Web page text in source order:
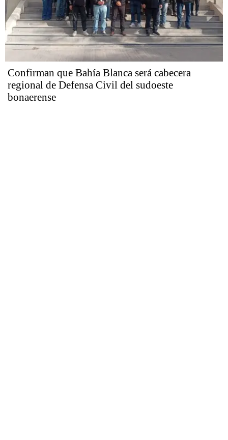
Confirman que Bahía Blanca será cabecera
regional de Defensa Civil del sudoeste
bonaerense